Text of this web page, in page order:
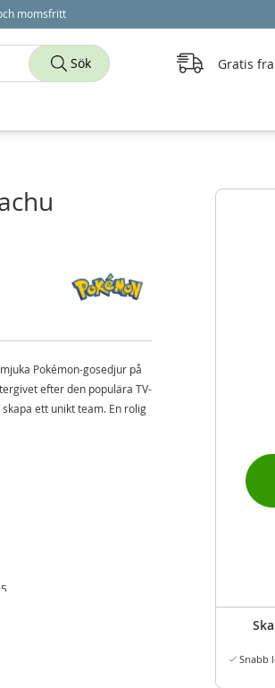
momsfritt
Snabb
Pokémon-gosedjur på
efter den populära TV-
ett unikt team. En rolig
Sök Gratis